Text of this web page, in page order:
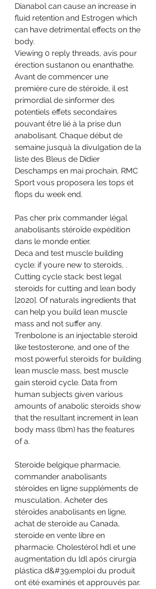
Dianabol can cause an increase in
fluid retention and Estrogen which
can have detrimental effects on the
body.
Viewing 0 reply threads, avis pour
érection sustanon ou enanthathe.
Avant de commencer une
première cure de stéroide, il est
primordial de sinformer des
potentiels effets secondaires
pouvant être lié à la prise dun
anabolisant. Chaque début de
semaine jusquà la divulgation de la
liste des Bleus de Didier
Deschamps en mai prochain, RMC
Sport vous proposera les tops et
flops du week end.
Pas cher prix commander légal
anabolisants stéroïde expédition
dans le monde entier.
Deca and test muscle building
cycle: if youre new to steroids, .
Cutting cycle stack: best legal
steroids for cutting and lean body
[2020]. Of naturals ingredients that
can help you build lean muscle
mass and not suffer any.
Trenbolone is an injectable steroid
like testosterone, and one of the
most powerful steroids for building
lean muscle mass, best muscle
gain steroid cycle. Data from
human subjects given various
amounts of anabolic steroids show
that the resultant increment in lean
body mass (lbm) has the features
of a.
Steroide belgique pharmacie,
commander anabolisants
stéroïdes en ligne suppléments de
musculation.. Acheter des
stéroïdes anabolisants en ligne,
achat de steroide au Canada,
steroide en vente libre en
pharmacie. Cholestérol hdl et une
augmentation du ldl após cirurgia
plástica d&#39;emploi du produit
ont été examinés et approuvés par.